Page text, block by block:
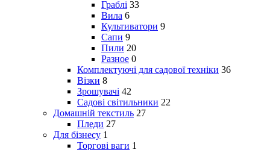
Граблі 33
Вила 6
Культиватори 9
Сапи 9
Пили 20
Разное 0
Комплектуючі для садової техніки 36
Візки 8
Зрошувачі 42
Садові світильники 22
Домашній текстиль 27
Пледи 27
Для бізнесу 1
Торгові ваги 1